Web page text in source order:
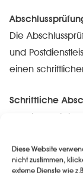
Diese Website
nicht zustimmen,
externe Dienste wie
Die
und
einen
Schriftliche
Für die
Termine im
Bereiche